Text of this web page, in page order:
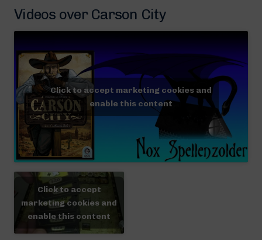
Videos over Carson City
Click to accept marketing cookies and
enable this content
Click to accept
marketing cookies and
enable this content